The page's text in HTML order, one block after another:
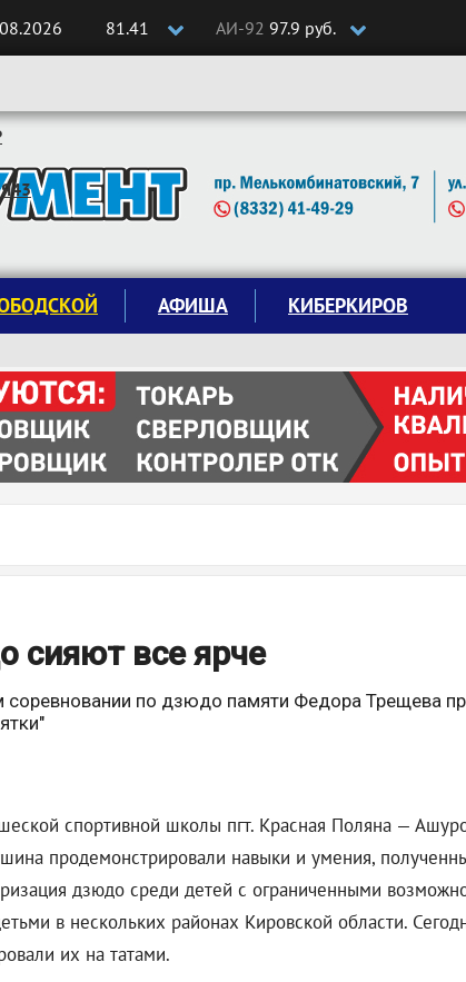
81.41 АИ-92 97.9 руб.
АФИША КИБЕРКИРОВ
сияют все ярче
соревновании по дзюдо памяти Федора Трещева
спортивной школы пгт. Красная Поляна —
продемонстрировали навыки и умения,
дзюдо среди детей с ограниченными
в нескольких районах Кировской области.
их на татами.